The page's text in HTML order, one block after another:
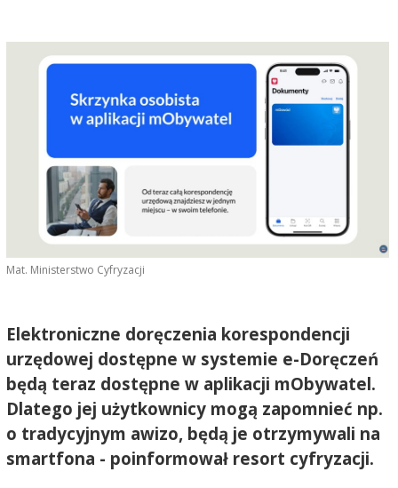
Mat. Ministerstwo Cyfryzacji
Elektroniczne doręczenia korespondencji
urzędowej dostępne w systemie e-Doręczeń
będą teraz dostępne w aplikacji mObywatel.
Dlatego jej użytkownicy mogą zapomnieć np.
o tradycyjnym awizo, będą je otrzymywali na
smartfona - poinformował resort cyfryzacji.